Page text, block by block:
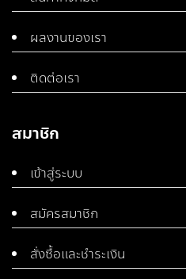
ผลงานของเรา
ติดต่อเรา
สมาชิก
เข้าสู่ระบบ
สมัครสมาชิก
สั่งซื้อและชำระเงิน